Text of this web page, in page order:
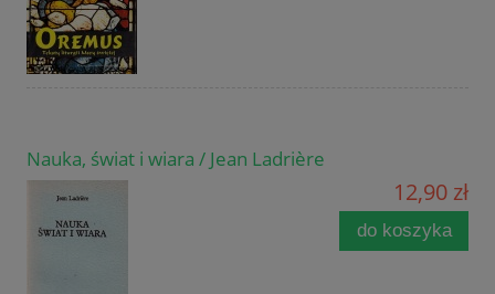
Nauka, świat i wiara / Jean Ladrière
12,90 zł
do koszyka